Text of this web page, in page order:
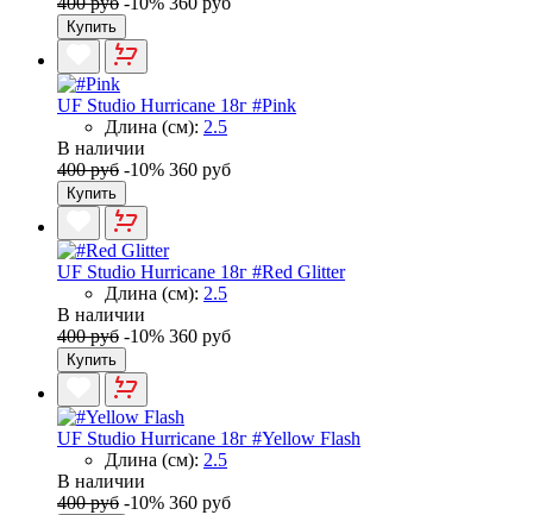
Купить
UF Studio Hurricane 18г #Pink
Длина (см): 2.5
В наличии
400 руб -10% 360 руб
Купить
UF Studio Hurricane 18г #Red Glitter
Длина (см): 2.5
В наличии
400 руб -10% 360 руб
Купить
UF Studio Hurricane 18г #Yellow Flash
Длина (см): 2.5
В наличии
400 руб -10% 360 руб